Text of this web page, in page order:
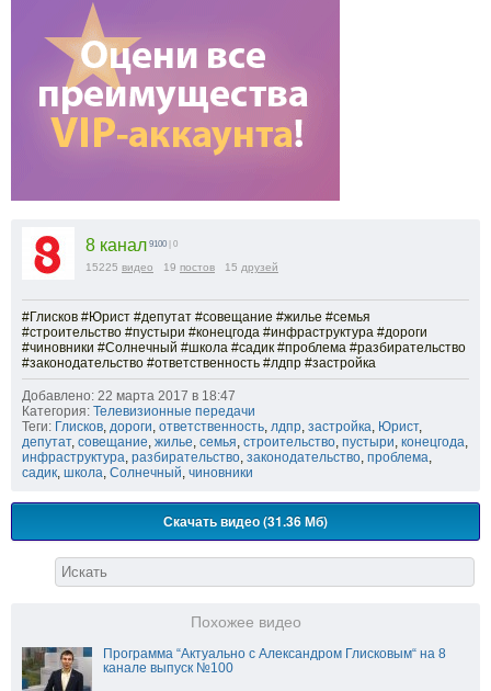
8 канал 9100 | 0
15225 видео 19 постов 15 друзей
#Глисков #Юрист #депутат #совещание #жилье #семья
#строительство #пустыри #конецгода #инфраструктура #дороги
#чиновники #Солнечный #школа #садик #проблема #разбирательство
#законодательство #ответственность #лдпр #застройка
Добавлено: 22 марта 2017 в 18:47
Категория: Телевизионные передачи
Теги: Глисков дороги ответственность лдпр застройка Юрист,
депутат, совещание жилье семья строительство пустыри конецгода
инфраструктура разбирательство законодательство проблема
садик школа Солнечный чиновники
Скачать видео (31.36 Мб)
Похожее видео
Программа “Актуально с Александром Глисковым“ на 8
канале выпуск №100